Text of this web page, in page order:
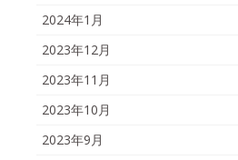
2024年1月
2023年12月
2023年11月
2023年10月
2023年9月